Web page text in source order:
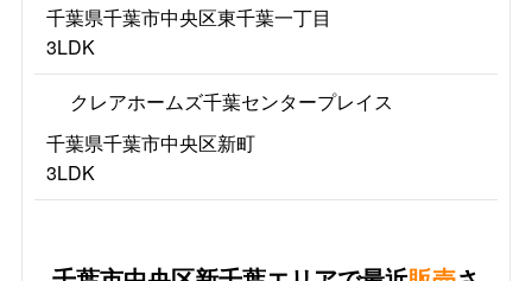
千葉県千葉市中央区東千葉一丁目
3LDK
クレアホームズ千葉センタープレイス
千葉県千葉市中央区新町
3LDK